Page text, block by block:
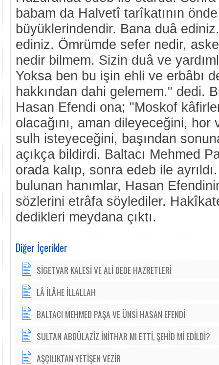
babam da Halvetî tarîkatının
büyüklerindendir. Bana duâ
ediniz. Ömrümde sefer nedir,
nedir bilmem. Sizin duâ ve
Yoksa ben bu işin ehli ve erbâbı
hakkından dahi gelemem." dedi.
Hasan Efendi ona; "Moskof
olacağını, aman dileyeceğini, hor
sulh isteyeceğini, başından
açıkça bildirdi. Baltacı Mehmed
orada kalıp, sonra edeb ile
bulunan hanımlar, Hasan
sözlerini etrâfa söylediler.
dedikleri meydana çıktı.
Diğer İçerikler
SİGETVAR KALESİ VE ALİ DEDE HAZRETLERİ
LÂ İLÂHE İLLALLAH
BALTACI MEHMED PAŞA VE ÜNSİ HASAN EFENDİ
SULTAN ABDÜLAZİZ İNİTHAR MI ETTİ, ŞEHİD Mİ EDİLDİ?
AŞÇILIKTAN YETİŞEN VEZİR